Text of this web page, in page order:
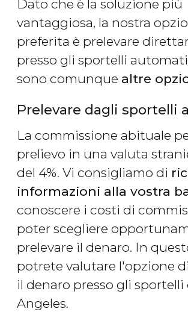
Dato che è la soluzione più
vantaggiosa, la nostra
preferita è prelevare
presso gli sportelli
sono comunque altre
Prelevare dagli sportelli
La commissione abituale
prelievo in una valuta
del 4%. Vi consigliamo di
informazioni alla vostra
conoscere i costi di
poter scegliere
prelevare il denaro. In
potrete valutare l'opzione
il denaro presso gli sportelli
Angeles.